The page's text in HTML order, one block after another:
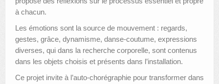
à chacun.
Les émotions sont la source de mouvement : regards,
gestes, grâce, dynamisme, danse-coutume, expressions
diverses, qui dans la recherche corporelle, sont contenus
dans les objets choisis et présents dans l’installation.
Ce projet invite à l’auto-chorégraphie pour transformer dans